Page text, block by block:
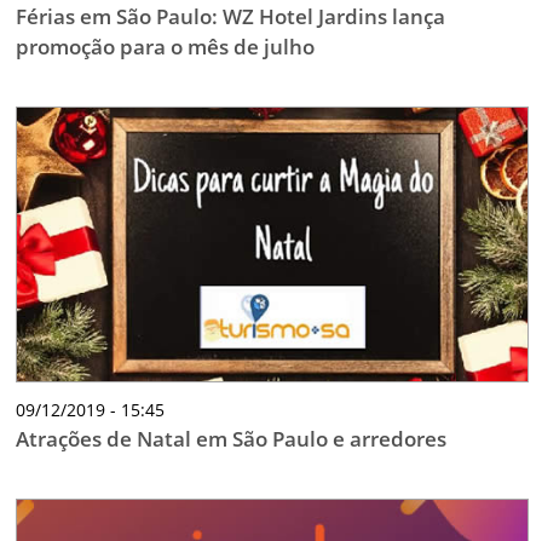
Férias em São Paulo: WZ Hotel Jardins lança
promoção para o mês de julho
09/12/2019 - 15:45
Atrações de Natal em São Paulo e arredores